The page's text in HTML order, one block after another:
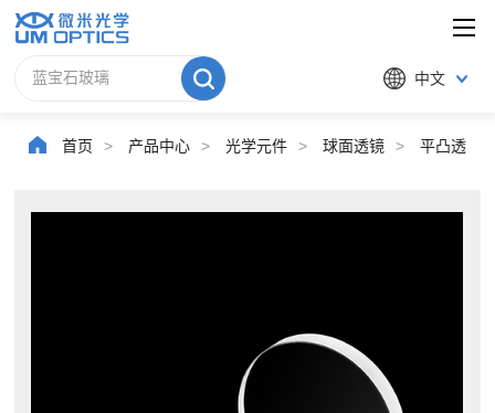
中文
首页 > 产品中心 > 光学元件 > 球面透镜 > 平凸透镜